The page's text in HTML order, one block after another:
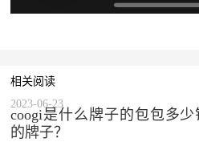
相关阅读
coogi是什么牌子的包包多
的牌子？
2023-06-23